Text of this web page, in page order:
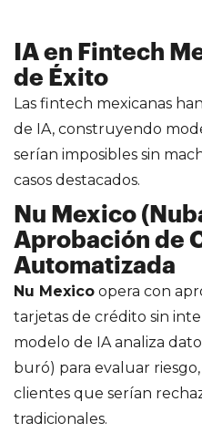
IA en Fintech
de Éxito
Las fintech mexicanas
de IA, construyendo
serían imposibles sin
casos destacados.
Nu Mexico
Aprobación de
Automatizada
Nu Mexico opera con
tarjetas de crédito sin
modelo de IA analiza
buró) para evaluar
clientes que serían
tradicionales.